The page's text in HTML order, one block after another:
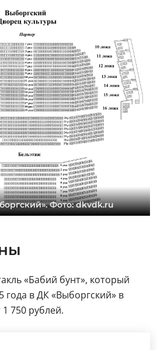
Фото: dkvdk.ru
«Бабий бунт», который
года в ДК «Выборгский» в
750 рублей.